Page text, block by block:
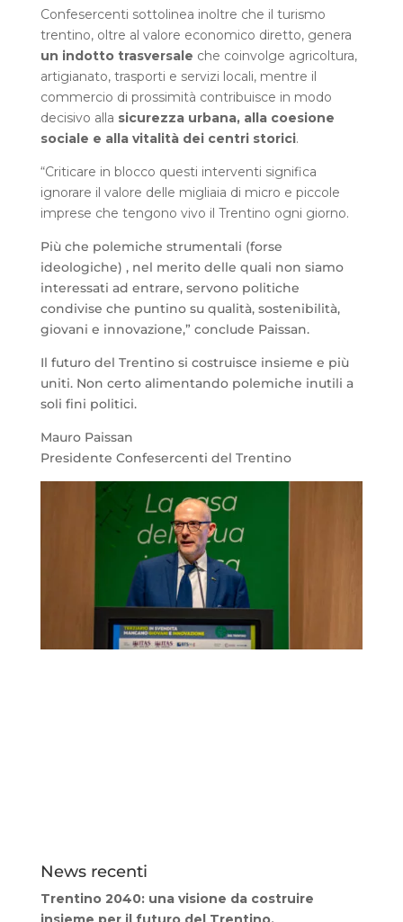
Confesercenti sottolinea inoltre che il turismo
trentino, oltre al valore economico diretto, genera
un indotto trasversale che coinvolge agricoltura,
artigianato, trasporti e servizi locali, mentre il
commercio di prossimità contribuisce in modo
decisivo alla sicurezza urbana, alla coesione
sociale e alla vitalità dei centri storici.
“Criticare in blocco questi interventi significa
ignorare il valore delle migliaia di micro e piccole
imprese che tengono vivo il Trentino ogni giorno.
Più che polemiche strumentali (forse
ideologiche) , nel merito delle quali non siamo
interessati ad entrare, servono politiche
condivise che puntino su qualità, sostenibilità,
giovani e innovazione,” conclude Paissan.
Il futuro del Trentino si costruisce insieme e più
uniti. Non certo alimentando polemiche inutili a
soli fini politici.
Mauro Paissan
Presidente Confesercenti del Trentino
News recenti
Trentino 2040: una visione da costruire